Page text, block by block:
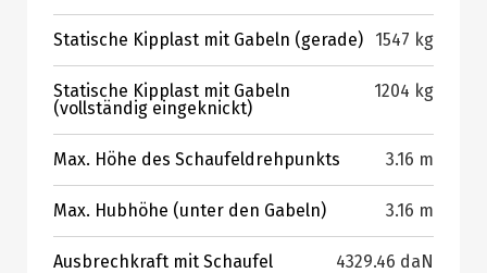
Statische Kipplast mit Gabeln (gerade) 1547 kg
Statische Kipplast mit Gabeln
(vollständig eingeknickt)
1204 kg
Max. Höhe des Schaufeldrehpunkts 3.16 m
Max. Hubhöhe (unter den Gabeln) 3.16 m
Ausbrechkraft mit Schaufel 4329.46 daN